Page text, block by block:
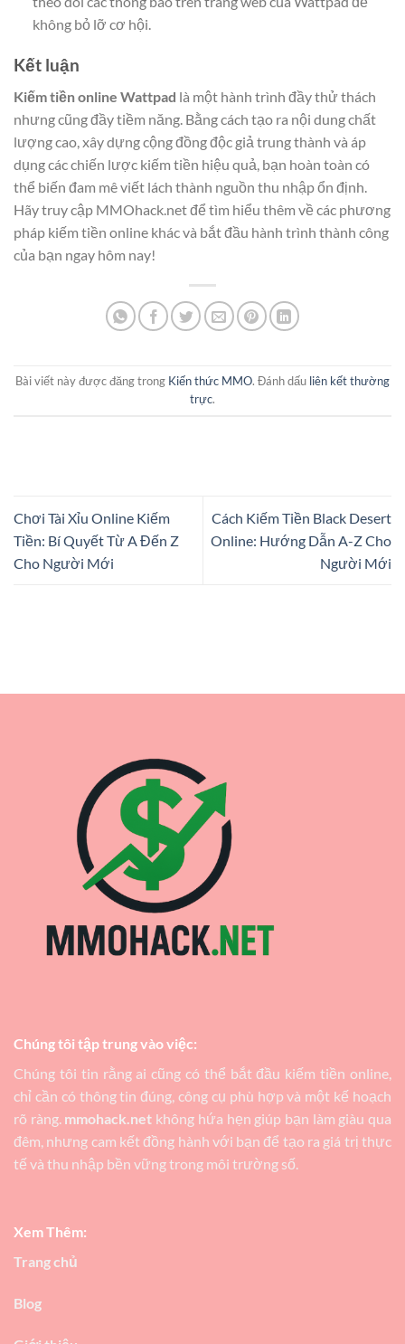
không bỏ lỡ cơ hội.
Kết luận
Kiếm tiền online Wattpad là một hành trình đầy thử thách
nhưng cũng đầy tiềm năng. Bằng cách tạo ra nội dung chất
lượng cao, xây dựng cộng đồng độc giả trung thành và áp
dụng các chiến lược kiếm tiền hiệu quả, bạn hoàn toàn có
thể biến đam mê viết lách thành nguồn thu nhập ổn định.
Hãy truy cập MMOhack.net để tìm hiểu thêm về các phương
pháp kiếm tiền online khác và bắt đầu hành trình thành công
của bạn ngay hôm nay!
Bài viết này được đăng trong Kiến thức MMO. Đánh dấu liên kết thường
trực.
Chơi Tài Xỉu Online Kiếm
Tiền: Bí Quyết Từ A Đến Z
Cho Người Mới
Cách Kiếm Tiền Black Desert
Online: Hướng Dẫn A-Z Cho
Người Mới
Chúng tôi tập trung vào việc:
Chúng tôi tin rằng ai cũng có thể bắt đầu kiếm tiền online,
chỉ cần có thông tin đúng, công cụ phù hợp và một kế hoạch
rõ ràng. mmohack.net không hứa hẹn giúp bạn làm giàu qua
đêm, nhưng cam kết đồng hành với bạn để tạo ra giá trị thực
tế và thu nhập bền vững trong môi trường số.
Xem Thêm:
Trang chủ
Blog